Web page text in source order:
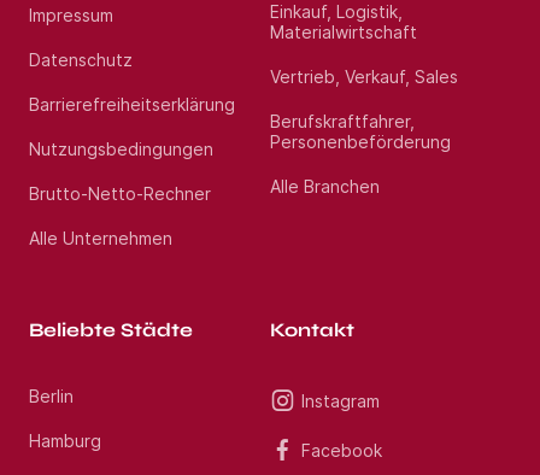
Impressum
Datenschutz
Barrierefreiheitserklärung
Nutzungsbedingungen
Brutto-Netto-Rechner
Alle Unternehmen
Einkauf, Logistik,
Materialwirtschaft
Vertrieb, Verkauf, Sales
Berufskraftfahrer,
Personenbeförderung
Alle Branchen
Beliebte Städte
Berlin
Hamburg
Kontakt
Instagram
Facebook